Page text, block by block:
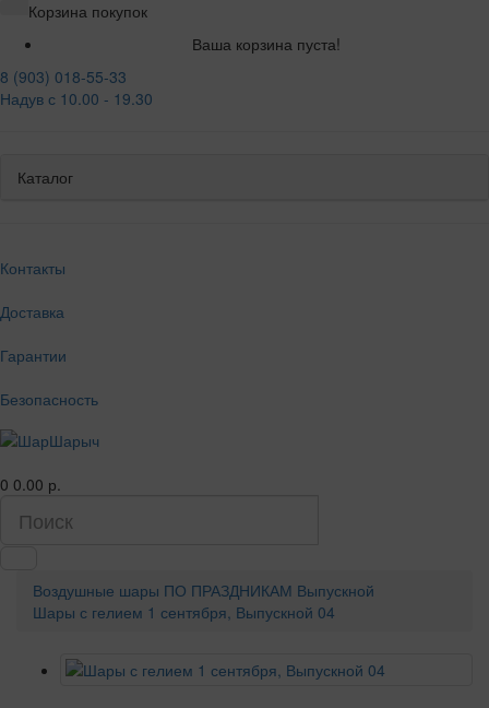
Корзина покупок
Ваша корзина пуста!
8 (903) 018-55-33
Надув с 10.00 - 19.30
Каталог
Контакты
Доставка
Гарантии
Безопасность
0 0.00 р.
Воздушные шары ПО ПРАЗДНИКАМ Выпускной
Шары с гелием 1 сентября, Выпускной 04